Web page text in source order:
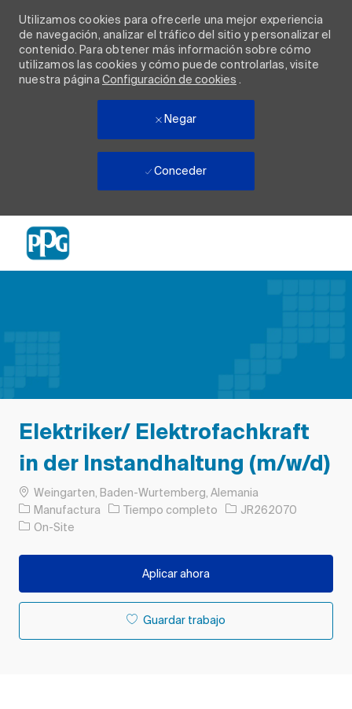
Utilizamos cookies para ofrecerle una mejor experiencia
de navegación, analizar el tráfico del sitio y personalizar el
contenido. Para obtener más información sobre cómo
utilizamos las cookies y cómo puede controlarlas, visite
nuestra página Configuración de cookies .
Negar
Conceder
Elektriker/ Elektrofachkraft
in der Instandhaltung (m/w/d)
Ubicación
Weingarten, Baden-Wurtemberg, Alemania
Categoría
Manufactura Tipo de trabajo
Tiempo completo ID de trabajo
JR262070
On-Site
Aplicar ahora
Guardar trabajo